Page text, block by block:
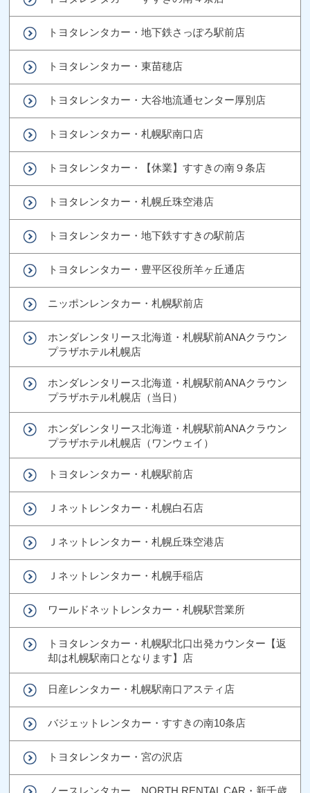
トヨタレンタカー・地下鉄さっぽろ駅前店
トヨタレンタカー・東苗穂店
トヨタレンタカー・大谷地流通センター厚別店
トヨタレンタカー・札幌駅南口店
トヨタレンタカー・【休業】すすきの南９条店
トヨタレンタカー・札幌丘珠空港店
トヨタレンタカー・地下鉄すすきの駅前店
トヨタレンタカー・豊平区役所羊ヶ丘通店
ニッポンレンタカー・札幌駅前店
ホンダレンタリース北海道・札幌駅前ANAクラウン
プラザホテル札幌店
ホンダレンタリース北海道・札幌駅前ANAクラウン
プラザホテル札幌店（当日）
ホンダレンタリース北海道・札幌駅前ANAクラウン
プラザホテル札幌店（ワンウェイ）
トヨタレンタカー・札幌駅前店
Ｊネットレンタカー・札幌白石店
Ｊネットレンタカー・札幌丘珠空港店
Ｊネットレンタカー・札幌手稲店
ワールドネットレンタカー・札幌駅営業所
トヨタレンタカー・札幌駅北口出発カウンター【返
却は札幌駅南口となります】店
日産レンタカー・札幌駅南口アスティ店
バジェットレンタカー・すすきの南10条店
トヨタレンタカー・宮の沢店
ノースレンタカー NORTH RENTAL CAR・新千歳